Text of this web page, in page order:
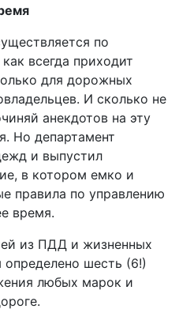
по
всегда приходит
для дорожных
И сколько не
анекдотов на эту
Но департамент
и выпустил
в котором емко и
правила по управлению
время.
из ПДД и жизненных
шесть (6!)
любых марок и